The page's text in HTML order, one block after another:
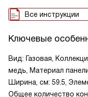
Все инструкции
Ключевые
Вид: Газовая,
медь, Материал
Ширина, см: 59.5,
Общее количество